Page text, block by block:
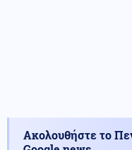
Ακολουθήστε το